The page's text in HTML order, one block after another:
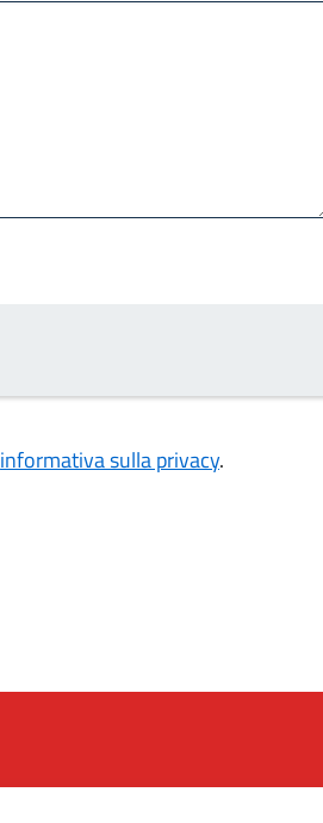
informativa sulla privacy.